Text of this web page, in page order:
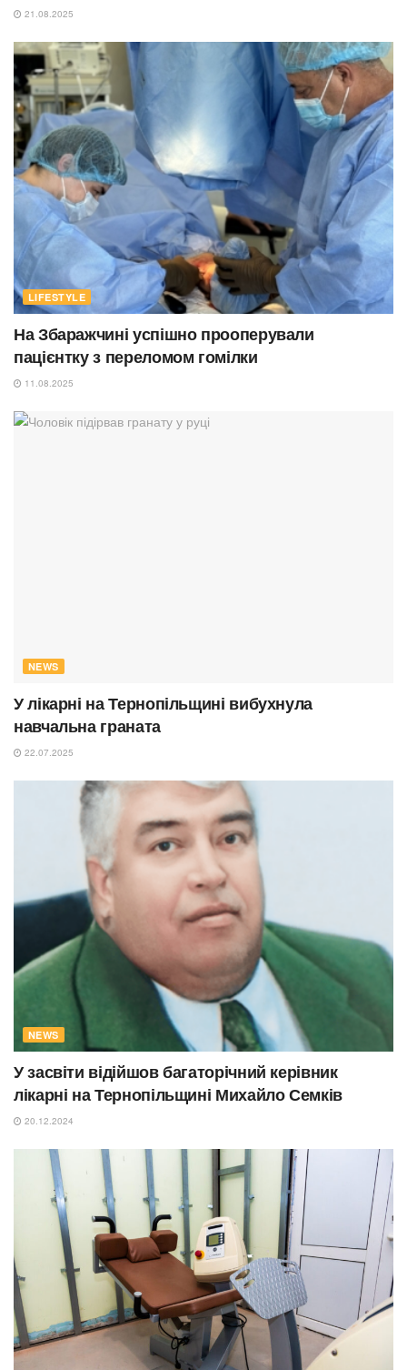
21.08.2025
LIFESTYLE
На Збаражчині успішно прооперували
пацієнтку з переломом гомілки
11.08.2025
NEWS
У лікарні на Тернопільщині вибухнула
навчальна граната
22.07.2025
NEWS
У засвіти відійшов багаторічний керівник
лікарні на Тернопільщині Михайло Семків
20.12.2024